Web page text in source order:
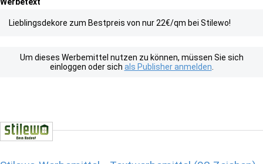
Lieblingsdekore zum Bestpreis von nur 22€/qm bei Stilewo!
Um dieses Werbemittel nutzen zu können, müssen Sie sich
einloggen oder sich als Publisher anmelden